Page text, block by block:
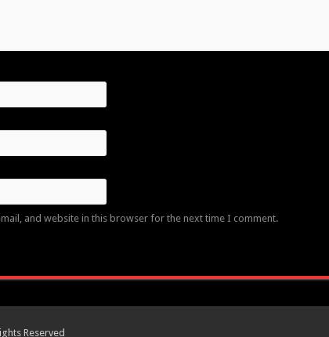
and website in this browser for the next time I comment.
Reserved